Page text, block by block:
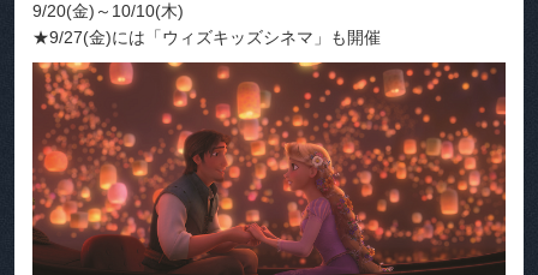
9/20(金)～10/10(木)
★9/27(金)には「ウィズキッズシネマ」も開催